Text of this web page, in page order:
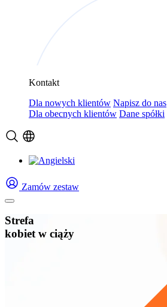
Kontakt
Dla nowych klientów Napisz do nas
Dla obecnych klientów Dane spółki
Zamów zestaw
Strefa
kobiet w ciąży